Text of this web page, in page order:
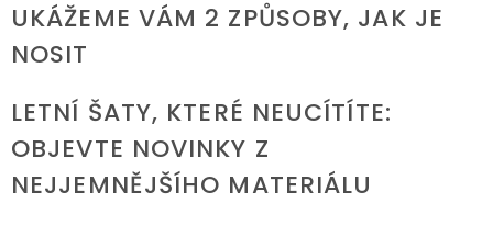
UKÁŽEME VÁM 2 ZPŮSOBY, JAK JE
NOSIT
LETNÍ ŠATY, KTERÉ NEUCÍTÍTE:
OBJEVTE NOVINKY Z
NEJJEMNĚJŠÍHO MATERIÁLU